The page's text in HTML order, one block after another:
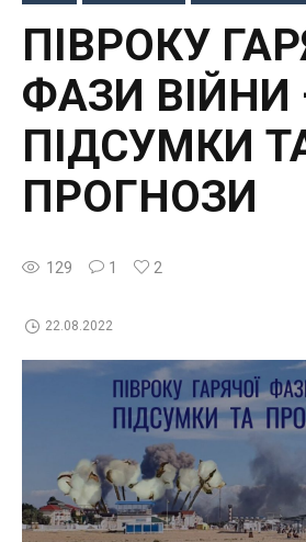
ПІВРОКУ
ФАЗИ ВІЙНИ
ПІДСУМКИ
ПРОГНОЗИ
129 1 2
22.08.2022